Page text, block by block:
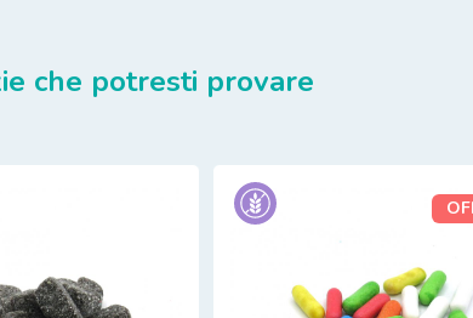
che potresti provare